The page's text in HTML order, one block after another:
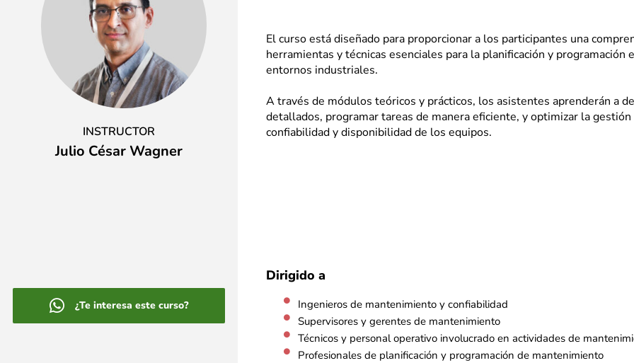
INSTRUCTOR
Julio César Wagner
¿Te interesa este curso?
El curso está diseñado para proporcionar a los participantes una
herramientas y técnicas esenciales para la planificación y
entornos industriales.
A través de módulos teóricos y prácticos, los asistentes aprenderán a
detallados, programar tareas de manera eficiente, y optimizar la
confiabilidad y disponibilidad de los equipos.
Dirigido a
Ingenieros de mantenimiento y confiabilidad
Supervisores y gerentes de mantenimiento
Técnicos y personal operativo involucrado en actividades de
Profesionales de planificación y programación de mantenimiento